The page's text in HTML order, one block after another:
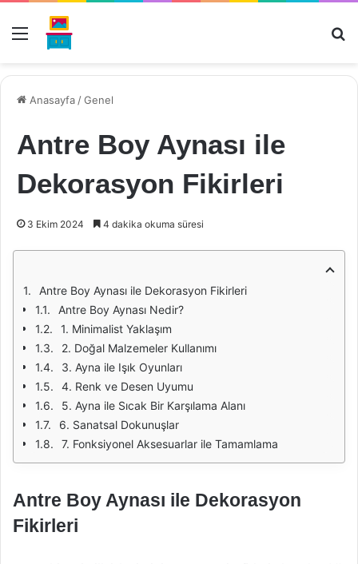
Menü
Anasayfa /Genel
Antre Boy Aynası ile
Dekorasyon Fikirleri
3 Ekim 2024 4 dakika okuma süresi
Antre Boy Aynası ile Dekorasyon Fikirleri
Antre Boy Aynası Nedir?
1. Minimalist Yaklaşım
2. Doğal Malzemeler Kullanımı
3. Ayna ile Işık Oyunları
4. Renk ve Desen Uyumu
5. Ayna ile Sıcak Bir Karşılama Alanı
6. Sanatsal Dokunuşlar
7. Fonksiyonel Aksesuarlar ile Tamamlama
Antre Boy Aynası ile Dekorasyon
Fikirleri